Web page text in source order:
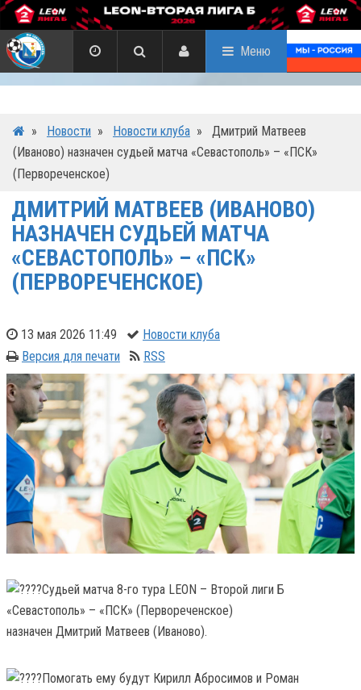
Меню
» Новости » Новости клуба »
Дмитрий Матвеев
(Иваново) назначен судьей матча «Севастополь» – «ПСК»
(Первореченское)
ДМИТРИЙ МАТВЕЕВ (ИВАНОВО)
НАЗНАЧЕН СУДЬЕЙ МАТЧА
«СЕВАСТОПОЛЬ» – «ПСК»
(ПЕРВОРЕЧЕНСКОЕ)
13 мая 2026 11:49
Новости клуба
Версия для печати
RSS
Судьей матча 8-го тура LEON – Второй лиги Б
«Севастополь» – «ПСК» (Первореченское)
назначен Дмитрий Матвеев (Иваново).
Помогать ему будут Кирилл Абросимов и Роман